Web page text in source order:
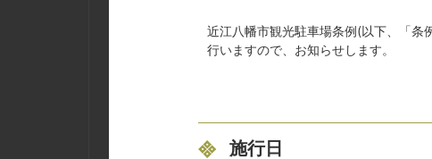
近江八幡市観光駐車場条例(以下、「条
行いますので、お知らせします。
施行日